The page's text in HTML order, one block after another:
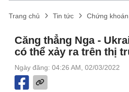
Trang chủ Tin tức Chứng khoán
Căng thẳng Nga -
có thể xảy ra trên thị
Ngày đăng: 04:26 AM, 02/03/2022